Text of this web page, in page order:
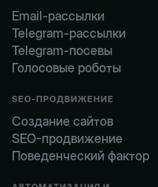
Email-рассылки
Email-рассылки
Telegram-рассылки
Telegram-рассылки
Telegram-посевы
Telegram-посевы
Голосовые роботы
SEO-ПРОДВИЖЕНИЕ
Создание сайтов
Создание сайтов
SEO-продвижение
SEO-продвижение
Поведенческий фактор